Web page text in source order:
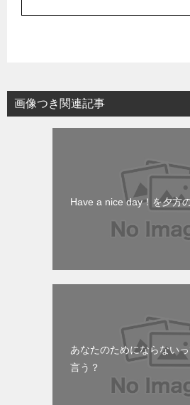
画像つき関連記事
Have a nice day！を夕方
あなたのためにならない
言う？